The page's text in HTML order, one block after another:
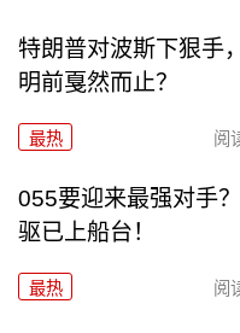
特朗普对波斯下狠手
明前戛然而止？
最热 阅
055要迎来最强对手
驱已上船台！
最热 阅